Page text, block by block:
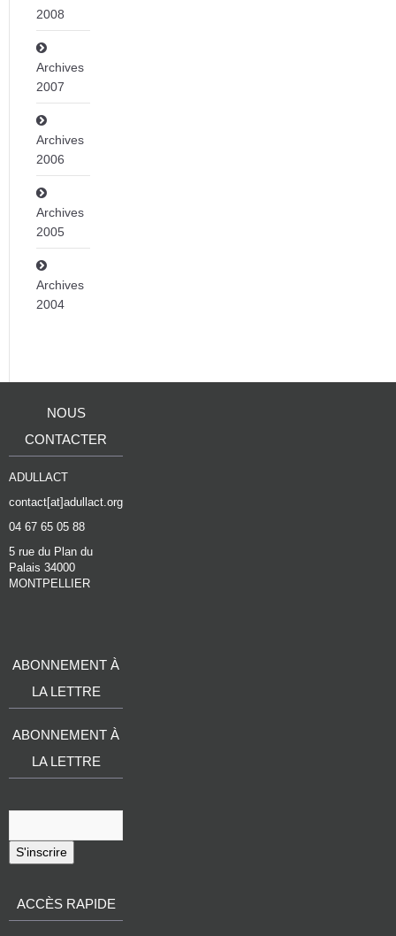
2008
Archives
2007
Archives
2006
Archives
2005
Archives
2004
NOUS
CONTACTER
ADULLACT
contact[at]adullact.org
04 67 65 05 88
5 rue du Plan du
Palais 34000
MONTPELLIER
ABONNEMENT À
LA LETTRE
ABONNEMENT À
LA LETTRE
S'inscrire
ACCÈS RAPIDE